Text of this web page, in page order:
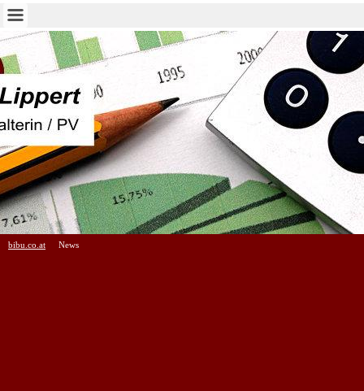
bibu.co.at News